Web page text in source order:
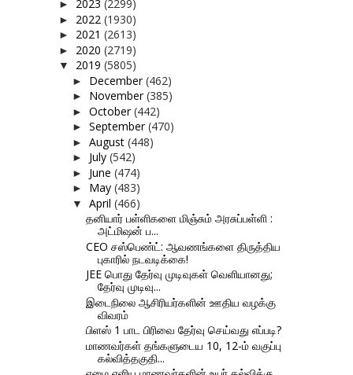
► 2023 (2299)
► 2022 (1930)
► 2021 (2613)
► 2020 (2719)
▼ 2019 (5805)
► December(462)
► November(385)
► October(442)
► September(470)
► August (448)
► July (542)
► June (474)
► May (483)
▼ April (466)
தனியார் பள்ளிகளை மிஞ்சும் அரசுப்பள்ளி :
அட்மிஷன் ப...
CEO சஸ்பெண்ட்: ஆவணங்களை திருத்திய
புகாரில் நடவடிக்கை!
JEE பொது தேர்வு முடிவுகள் வெளியானது;
தேர்வு முடிவு...
இடைநிலை ஆசிரியர்களின் ஊதிய வழக்கு
விவரம்
பிளஸ் 1 பாட பிரிவை தேர்வு செய்வது எப்படி?
மாணவர்கள் தங்களுடைய 10, 12-ம் வகுப்பு
கல்வித்தகுதி...